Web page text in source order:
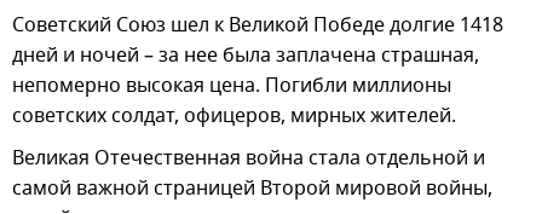
Советский Союз шел к Великой Победе долгие 1418
дней и ночей – за нее была заплачена страшная,
непомерно высокая цена. Погибли миллионы
советских солдат, офицеров, мирных жителей.
Великая Отечественная война стала отдельной и
самой важной страницей Второй мировой войны,